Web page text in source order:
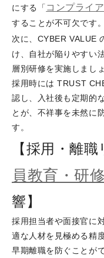
にする「 コンプライ
することが不可欠です。
次に、CYBER VALUE
け、自社が陥りやすい
層別研修を実施しましょ
採用時には TRUST
認し、入社後も定期的
とが、不祥事を未然に
す。
【採用・離
員教育・研修
響】
採用担当者や面接官に
適な人材を見極める精
早期離職を防ぐことが